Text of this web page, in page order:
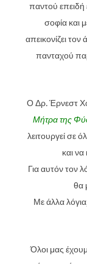
παντού επειδή
σοφία και
απεικονίζει
πανταχού
Ο Δρ. Έρνεστ
Μήτρα της
λειτουργεί σε
και
Για αυτόν τον
θα
Με άλλα
Όλοι μας